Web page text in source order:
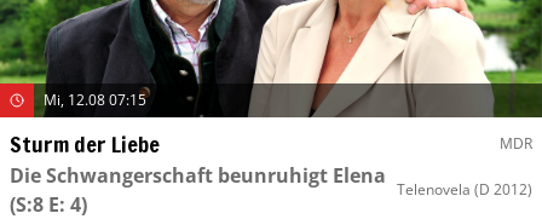
Mi, 12.08 07:15
Sturm der Liebe MDR
Die Schwangerschaft beunruhigt Elena
(S:8 E: 4)
Telenovela (D 2012)